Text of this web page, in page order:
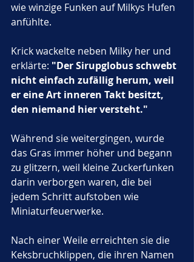
wie winzige Funken auf Milkys Hufen
anfühlte.
Krick wackelte neben Milky her und
erklärte: "Der Sirupglobus schwebt
nicht einfach zufällig herum, weil
er eine Art inneren Takt besitzt,
den niemand hier versteht."
Während sie weitergingen, wurde
das Gras immer höher und begann
zu glitzern, weil kleine Zuckerfunken
darin verborgen waren, die bei
jedem Schritt aufstoben wie
Miniaturfeuerwerke.
Nach einer Weile erreichten sie die
Keksbruchklippen, die ihren Namen